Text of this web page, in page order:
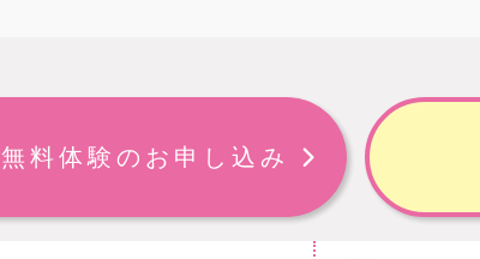
無料体験のお申し込み